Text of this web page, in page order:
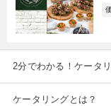
2分でわかる！ケータ
ケータリングとは？